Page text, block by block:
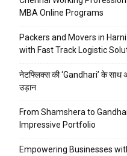
MBA Online Programs
Packers and Movers in
with Fast Track Logistic
नेटफ्लिक्स की ‘Gandhari’ के साथ
उड़ान
From Shamshera to
Impressive Portfolio
Empowering Businesses